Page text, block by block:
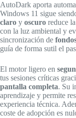
AutoDark aporta
Windows 11 sigue
claro y oscuro reduce
con la luz ambiental y
sincronización de
guía de forma sutil el
El motor ligero en
tus sesiones críticas
pantalla completa. Su
aprendizaje y permite
experiencia técnica.
coste de adopción es